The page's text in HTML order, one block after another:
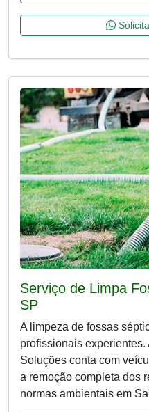
Serviço de Limpa
SP
A limpeza de fossas
profissionais
Soluções conta com
a remoção completa dos
normas ambientais em